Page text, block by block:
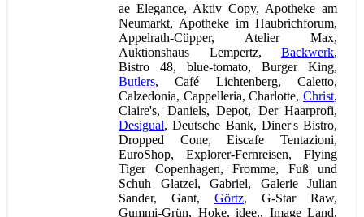
ae Elegance, Aktiv Copy, Apotheke am
Neumarkt, Apotheke im Haubrichforum,
Appelrath-Cüpper, Atelier Max,
Auktionshaus Lempertz, Backwerk,
Bistro 48, blue-tomato, Burger King,
Butlers, Café Lichtenberg, Caletto,
Calzedonia, Cappelleria, Charlotte, Christ,
Claire's, Daniels, Depot, Der Haarprofi,
Desigual, Deutsche Bank, Diner's Bistro,
Dropped Cone, Eiscafe Tentazioni,
EuroShop, Explorer-Fernreisen, Flying
Tiger Copenhagen, Fromme, Fuß und
Schuh Glatzel, Gabriel, Galerie Julian
Sander, Gant, Görtz, G-Star Raw,
Gummi-Grün, Hoke, idee., Image Land,